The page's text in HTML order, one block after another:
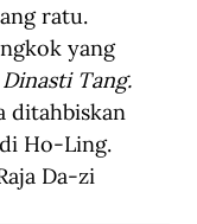
ratu.
yang
Tang.
ditahbiskan
Ho-Ling.
Da-zi